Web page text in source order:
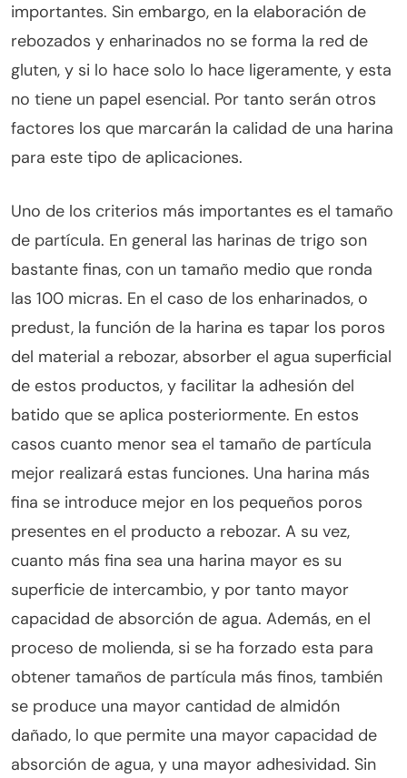
importantes. Sin embargo, en la elaboración de
rebozados y enharinados no se forma la red de
gluten, y si lo hace solo lo hace ligeramente, y esta
no tiene un papel esencial. Por tanto serán otros
factores los que marcarán la calidad de una harina
para este tipo de aplicaciones.
Uno de los criterios más importantes es el tamaño
de partícula. En general las harinas de trigo son
bastante finas, con un tamaño medio que ronda
las 100 micras. En el caso de los enharinados, o
predust, la función de la harina es tapar los poros
del material a rebozar, absorber el agua superficial
de estos productos, y facilitar la adhesión del
batido que se aplica posteriormente. En estos
casos cuanto menor sea el tamaño de partícula
mejor realizará estas funciones. Una harina más
fina se introduce mejor en los pequeños poros
presentes en el producto a rebozar. A su vez,
cuanto más fina sea una harina mayor es su
superficie de intercambio, y por tanto mayor
capacidad de absorción de agua. Además, en el
proceso de molienda, si se ha forzado esta para
obtener tamaños de partícula más finos, también
se produce una mayor cantidad de almidón
dañado, lo que permite una mayor capacidad de
absorción de agua, y una mayor adhesividad. Sin